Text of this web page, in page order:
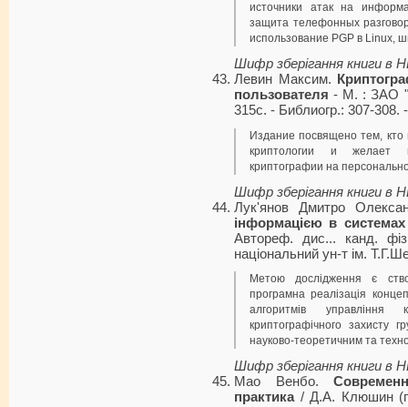
источники атак на
защита телефонных
использование PGP в Linux,
Шифр зберігання книги в
Левин Максим.
пользователя - М. : ЗАО
315с. - Библиогр.: 307-308.
Издание посвящено тем, кто
криптологии и желает
криптографии на
Шифр зберігання книги в
Лук'янов Дмитро
інформацією в системах
Автореф. дис... канд.
національний ун-т ім.
Метою дослідження є
програмна реалізація
алгоритмів
криптографічного захисту
науково-теоретичним та
Шифр зберігання книги в
Мао Венбо.
практика/ Д.А. Клюшин